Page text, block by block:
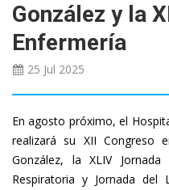
González y la
Enfermería
25 Jul 2025
En agosto próximo, el
realizará su XII Congreso
González, la XLIV
Respiratoria y Jornada